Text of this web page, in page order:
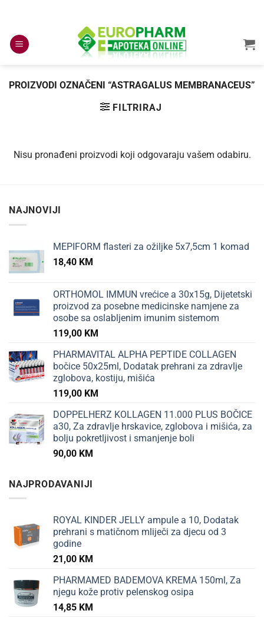
content
PROIZVODI OZNAČENI “ASTRAGALUS MEMBRANACEUS”
FILTRIRAJ
Nisu pronađeni proizvodi koji odgovaraju vašem odabiru.
NAJNOVIJI
MEPIFORM flasteri za ožiljke 5x7,5cm 1 komad
18,40 KM
ORTHOMOL IMMUN vrećice a 30x15g, Dijetetski
proizvod za posebne medicinske namjene za
osobe sa oslabljenim imunim sistemom
119,00 KM
PHARMAVITAL ALPHA PEPTIDE COLLAGEN
bočice 50x25ml, Dodatak prehrani za zdravlje
zglobova, kostiju, mišića
119,00 KM
DOPPELHERZ KOLLAGEN 11.000 PLUS BOČICE
a30, Za zdravlje hrskavice, zglobova i mišića, za
bolju pokretljivost i smanjenje boli
90,00 KM
NAJPRODAVANIJI
ROYAL KINDER JELLY ampule a 10, Dodatak
prehrani s matičnom mliječi za djecu od 3
godine
21,00 KM
PHARMAMED BADEMOVA KREMA 150ml, Za
njegu kože protiv pelenskog osipa
14,85 KM